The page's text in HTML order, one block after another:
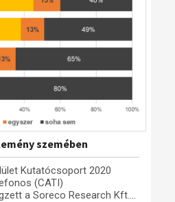
szemében
Kutatócsoport 2020
(CATI)
a Soreco Research Kft....